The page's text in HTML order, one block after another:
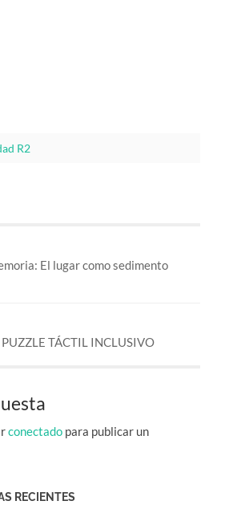
R2
El lugar como sedimento
TÁCTIL INCLUSIVO
conectado para publicar un
RECIENTES